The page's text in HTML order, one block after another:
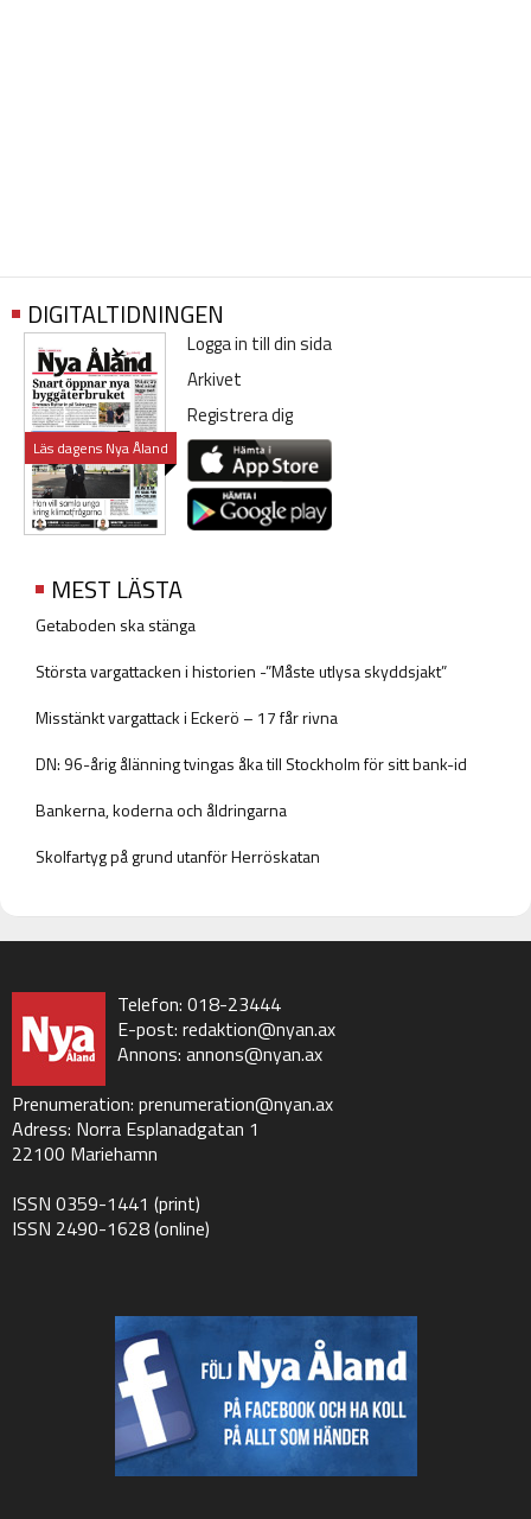
DIGITALTIDNINGEN
Läs dagens Nya Åland
Logga in till din sida
Arkivet
Registrera dig
MEST LÄSTA
Getaboden ska stänga
Största vargattacken i historien -”Måste utlysa skyddsjakt”
Misstänkt vargattack i Eckerö – 17 får rivna
DN: 96-årig ålänning tvingas åka till Stockholm för sitt bank-id
Bankerna, koderna och åldringarna
Skolfartyg på grund utanför Herröskatan
Telefon: 018-23444
E-post: redaktion@nyan.ax
Annons: annons@nyan.ax
Prenumeration: prenumeration@nyan.ax
Adress: Norra Esplanadgatan 1
22100 Mariehamn
ISSN 0359-1441 (print)
ISSN 2490-1628 (online)